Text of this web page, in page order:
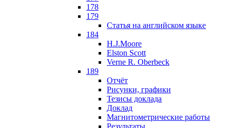
178
179
Статья на английском языке
184
H.J.Moore
Elston Scott
Verne R. Oberbeck
189
Отчёт
Рисунки, графики
Тезисы доклада
Доклад
Магнитометрические работы
Результаты